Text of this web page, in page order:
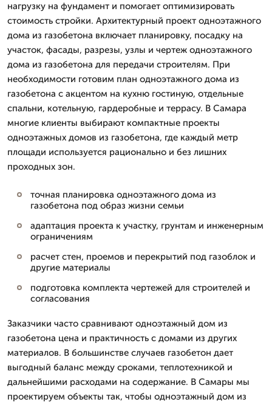
нагрузку на фундамент и помогает оптимизировать
стоимость стройки. Архитектурный проект одноэтажного
дома из газобетона включает планировку, посадку на
участок, фасады, разрезы, узлы и чертеж одноэтажного
дома из газобетона для передачи строителям. При
необходимости готовим план одноэтажного дома из
газобетона с акцентом на кухню гостиную, отдельные
спальни, котельную, гардеробные и террасу. В Самара
многие клиенты выбирают компактные проекты
одноэтажных домов из газобетона, где каждый метр
площади используется рационально и без лишних
проходных зон.
точная планировка одноэтажного дома из
газобетона под образ жизни семьи
адаптация проекта к участку, грунтам и инженерным
ограничениям
расчет стен, проемов и перекрытий под газоблок и
другие материалы
подготовка комплекта чертежей для строителей и
согласования
Заказчики часто сравнивают одноэтажный дом из
газобетона цена и практичность с домами из других
материалов. В большинстве случаев газобетон дает
выгодный баланс между сроками, теплотехникой и
дальнейшими расходами на содержание. В Самары мы
проектируем объекты так, чтобы одноэтажный дом из